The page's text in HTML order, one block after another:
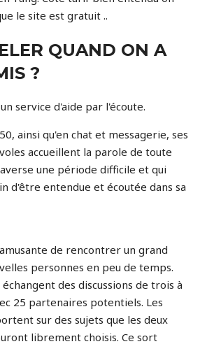
le site est gratuit ..
QUAND ON A
?
service d'aide par l'écoute.
ainsi qu'en chat et messagerie, ses
accueillent la parole de toute
une période difficile et qui
d'être entendue et écoutée dans sa
amusante de rencontrer un grand
personnes en peu de temps.
des discussions de trois à
25 partenaires potentiels. Les
sur des sujets que les deux
librement choisis. Ce sort